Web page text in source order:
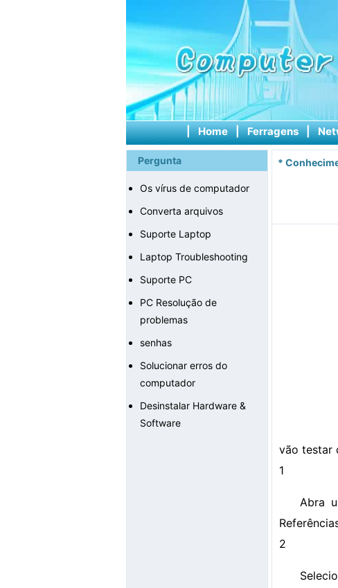
| Home | Ferragens |
Pergunta
Os vírus de computador
Converta arquivos
Suporte Laptop
Laptop Troubleshooting
Suporte PC
PC Resolução de
problemas
senhas
Solucionar erros do
computador
Desinstalar Hardware &
Software
*
vão testar
1
Abra
2